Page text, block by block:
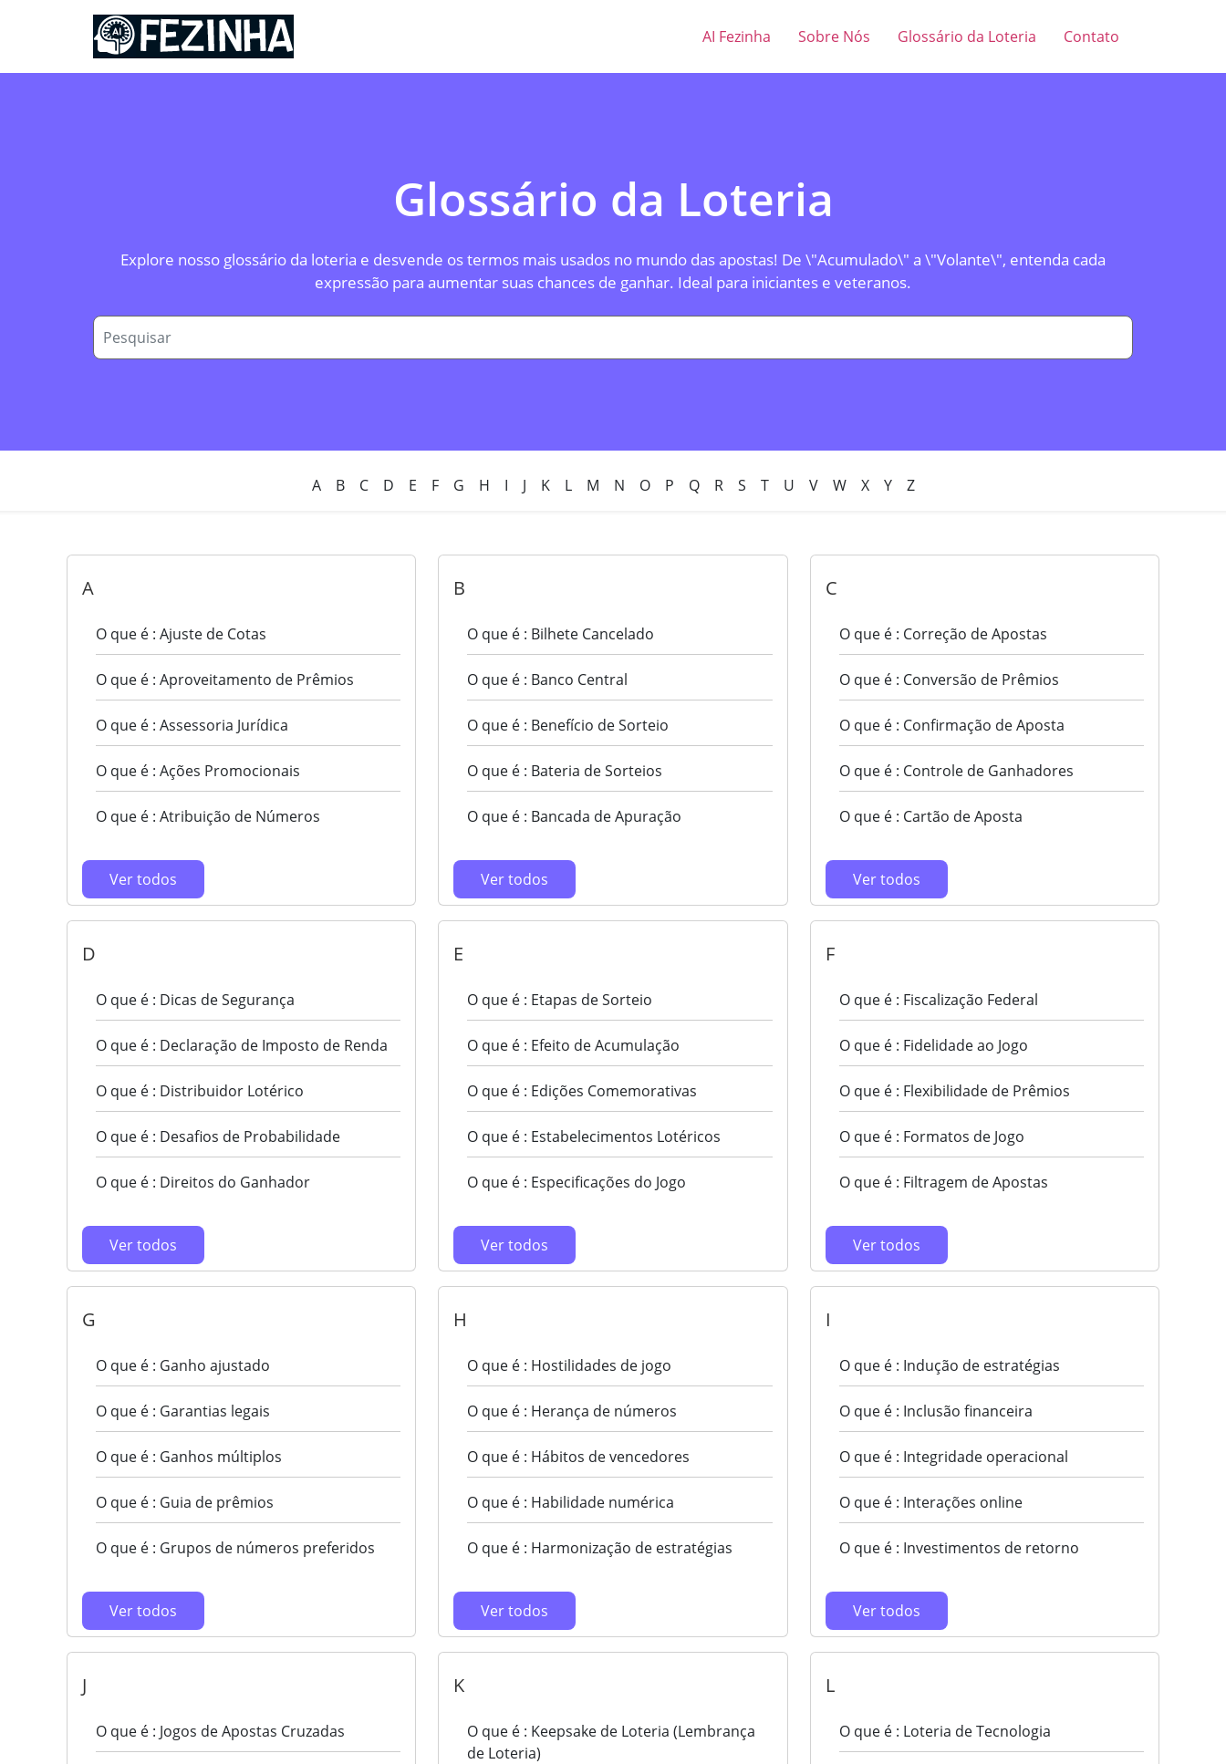
conteúdo
AI Fezinha Sobre Nós Glossário da Loteria Contato
Glossário da Loteria
Explore nosso glossário da loteria e desvende os termos mais usados no mundo das apostas! De \"Acumulado\" a \"Volante\", entenda cada
expressão para aumentar suas chances de ganhar. Ideal para iniciantes e veteranos.
A B C D E F G H I J K L M N O P Q R S T U V W X Y Z
A
O que é : Ajuste de Cotas
O que é : Aproveitamento de Prêmios
O que é : Assessoria Jurídica
O que é : Ações Promocionais
O que é : Atribuição de Números
Ver todos
B
O que é : Bilhete Cancelado
O que é : Banco Central
O que é : Benefício de Sorteio
O que é : Bateria de Sorteios
O que é : Bancada de Apuração
Ver todos
C
O que é : Correção de Apostas
O que é : Conversão de Prêmios
O que é : Confirmação de Aposta
O que é : Controle de Ganhadores
O que é : Cartão de Aposta
Ver todos
D
O que é : Dicas de Segurança
O que é : Declaração de Imposto de Renda
O que é : Distribuidor Lotérico
O que é : Desafios de Probabilidade
O que é : Direitos do Ganhador
Ver todos
E
O que é : Etapas de Sorteio
O que é : Efeito de Acumulação
O que é : Edições Comemorativas
O que é : Estabelecimentos Lotéricos
O que é : Especificações do Jogo
Ver todos
F
O que é : Fiscalização Federal
O que é : Fidelidade ao Jogo
O que é : Flexibilidade de Prêmios
O que é : Formatos de Jogo
O que é : Filtragem de Apostas
Ver todos
G
O que é : Ganho ajustado
O que é : Garantias legais
O que é : Ganhos múltiplos
O que é : Guia de prêmios
O que é : Grupos de números preferidos
Ver todos
H
O que é : Hostilidades de jogo
O que é : Herança de números
O que é : Hábitos de vencedores
O que é : Habilidade numérica
O que é : Harmonização de estratégias
Ver todos
I
O que é : Indução de estratégias
O que é : Inclusão financeira
O que é : Integridade operacional
O que é : Interações online
O que é : Investimentos de retorno
Ver todos
J
O que é : Jogos de Apostas Cruzadas
K
O que é : Keepsake de Loteria (Lembrança
de Loteria)
L
O que é : Loteria de Tecnologia